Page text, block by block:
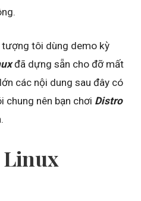
tượng tôi dùng demo kỳ
đã dựng sẵn cho đỡ mất
các nội dung sau đây có
chung nên bạn chơi Distro